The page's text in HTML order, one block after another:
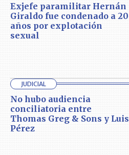
Exjefe paramilitar Hernán
Giraldo fue condenado a 20
años por explotación
sexual
JUDICIAL
No hubo audiencia
conciliatoria entre
Thomas Greg & Sons y Luis
Pérez